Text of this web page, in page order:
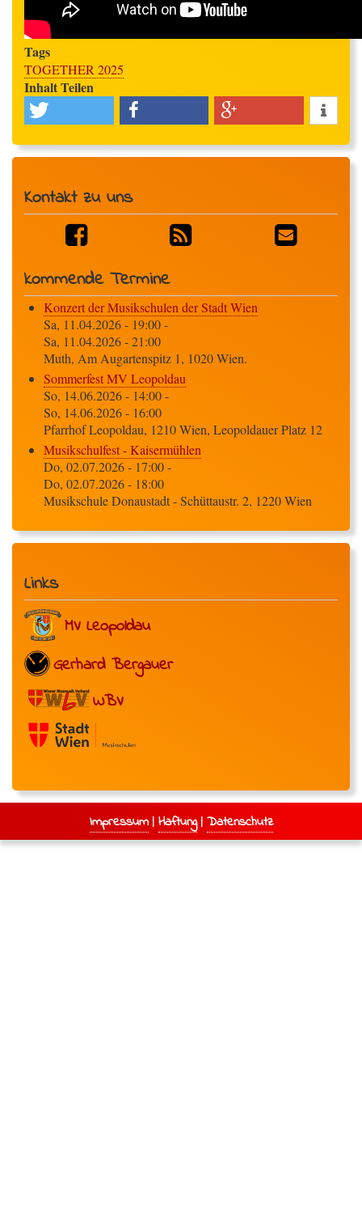
Tags
TOGETHER 2025
Inhalt Teilen
Kontakt zu uns
kommende Termine
Konzert der Musikschulen der Stadt Wien
Sa, 11.04.2026 - 19:00-
Sa, 11.04.2026 - 21:00
Muth, Am Augartenspitz 1, 1020 Wien.
Sommerfest MV Leopoldau
So, 14.06.2026 - 14:00-
So, 14.06.2026 - 16:00
Pfarrhof Leopoldau, 1210 Wien, Leopoldauer Platz 12
Musikschulfest - Kaisermühlen
Do, 02.07.2026 - 17:00-
Do, 02.07.2026 - 18:00
Musikschule Donaustadt - Schüttaustr. 2, 1220 Wien
Links
MV Leopoldau
Gerhard Bergauer
WBV
Impressum| Haftung| Datenschutz